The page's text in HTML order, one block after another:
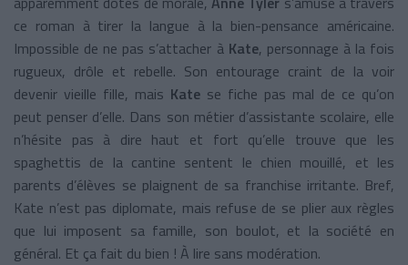
ce roman à tirer la langue à la bien-pensance américaine.
Impossible de ne pas s’attacher à Kate, personnage à la fois
rugueux, drôle et rebelle. Son entourage craint de la voir
devenir vieille fille, mais Kate se fiche pas mal de ce qu’on
peut penser d’elle. Dans son métier d’assistante scolaire, elle
n’hésite pas à dire haut et fort qu’elle trouve que les
spaghettis de la cantine sentent le chien mouillé, et les
parents d’élèves se plaignent de sa franchise irritante. Bref,
Kate n’est pas diplomate, mais refuse de se plier aux règles
que lui imposent sa famille, son boulot, et la société en
général. Et ça fait du bien ! À lire sans modération.